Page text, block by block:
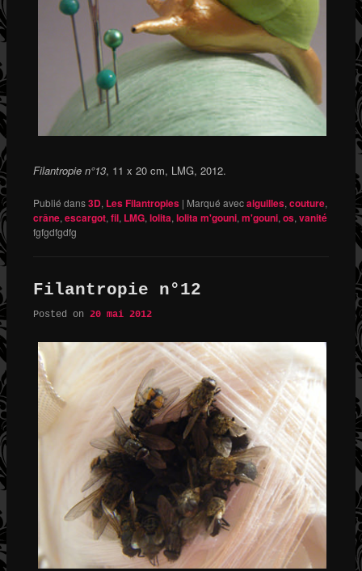
Filantropie n°13, 11 x 20 cm, LMG, 2012.
Publié dans3D, Les Filantropies | Marqué avecaiguilles, couture,
crâne, escargot, fil, LMG, lolita, lolita m'gouni, m'gouni, os, vanité
fgfgdfgdfg
Filantropie n°12
Posted on 20 mai 2012